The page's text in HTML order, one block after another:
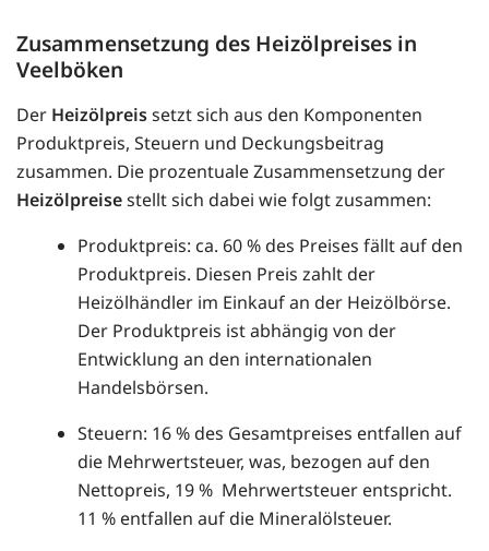
Zusammensetzung des Heizölpreises in
Veelböken
Der Heizölpreissetzt sich aus den Komponenten
Produktpreis, Steuern und Deckungsbeitrag
zusammen. Die prozentuale Zusammensetzung der
Heizölpreisestellt sich dabei wie folgt zusammen:
Produktpreis: ca. 60 % des Preises fällt auf den
Produktpreis. Diesen Preis zahlt der
Heizölhändler im Einkauf an der Heizölbörse.
Der Produktpreis ist abhängig von der
Entwicklung an den internationalen
Handelsbörsen.
Steuern: 16 % des Gesamtpreises entfallen auf
die Mehrwertsteuer, was, bezogen auf den
Nettopreis, 19 % Mehrwertsteuer entspricht.
11 % entfallen auf die Mineralölsteuer.